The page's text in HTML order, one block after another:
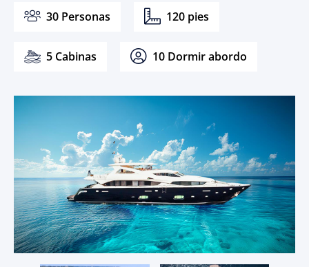
30 Personas 120 pies
5 Cabinas 10 Dormir abordo